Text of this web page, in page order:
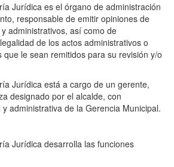
Jurídica es el órgano de administración
responsable de emitir opiniones de
administrativos, así como de
de los actos administrativos o
le sean remitidos para su revisión y/o
Jurídica está a cargo de un gerente,
designado por el alcalde, con
administrativa de la Gerencia Municipal.
Jurídica desarrolla las funciones